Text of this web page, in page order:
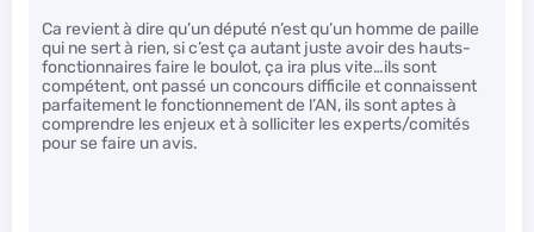
Ca revient à dire qu’un député n’est qu’un homme de paille
qui ne sert à rien, si c’est ça autant juste avoir des hauts-
fonctionnaires faire le boulot, ça ira plus vite…ils sont
compétent, ont passé un concours difficile et connaissent
parfaitement le fonctionnement de l’AN, ils sont aptes à
comprendre les enjeux et à solliciter les experts/comités
pour se faire un avis.